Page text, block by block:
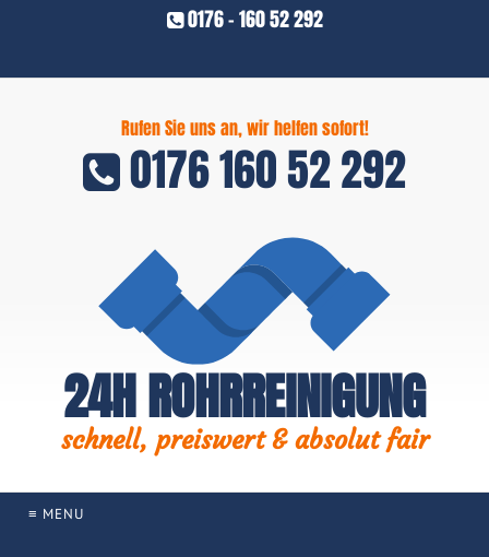
0176 - 160 52 292
Rufen Sie uns an, wir helfen sofort!
0176 160 52 292
24H ROHRREINIGUNG
schnell, preiswert & absolut fair
≡ MENU